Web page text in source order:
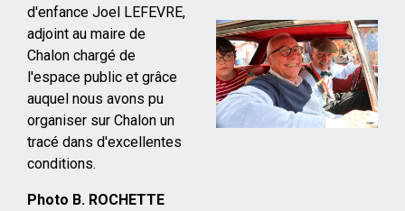
d'enfance Joel LEFEVRE,
adjoint au maire de
Chalon chargé de
l'espace public et grâce
auquel nous avons pu
organiser sur Chalon un
tracé dans d'excellentes
conditions.
Photo B. ROCHETTE